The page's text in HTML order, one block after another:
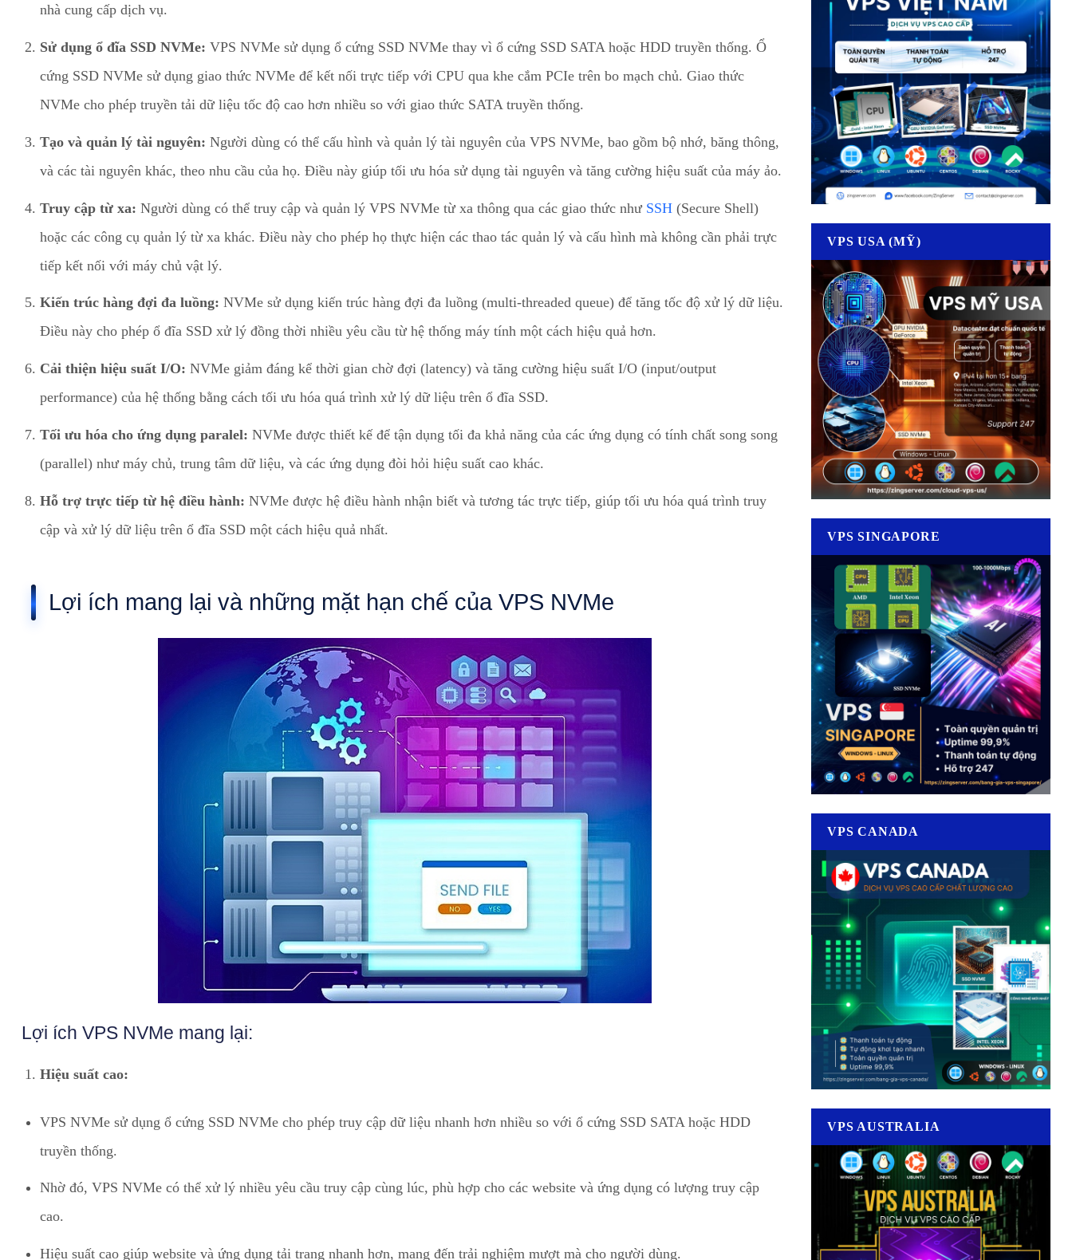
nhà cung cấp dịch vụ.
Sử dụng ổ đĩa SSD NVMe: VPS NVMe sử dụng ổ cứng SSD NVMe thay vì ổ cứng SSD SATA hoặc HDD truyền thống. Ổ
cứng SSD NVMe sử dụng giao thức NVMe để kết nối trực tiếp với CPU qua khe cắm PCIe trên bo mạch chủ. Giao thức
NVMe cho phép truyền tải dữ liệu tốc độ cao hơn nhiều so với giao thức SATA truyền thống.
Tạo và quản lý tài nguyên: Người dùng có thể cấu hình và quản lý tài nguyên của VPS NVMe, bao gồm bộ nhớ, băng thông,
và các tài nguyên khác, theo nhu cầu của họ. Điều này giúp tối ưu hóa sử dụng tài nguyên và tăng cường hiệu suất của máy ảo.
Truy cập từ xa: Người dùng có thể truy cập và quản lý VPS NVMe từ xa thông qua các giao thức như SSH (Secure Shell)
hoặc các công cụ quản lý từ xa khác. Điều này cho phép họ thực hiện các thao tác quản lý và cấu hình mà không cần phải trực
tiếp kết nối với máy chủ vật lý.
Kiến trúc hàng đợi đa luồng: NVMe sử dụng kiến trúc hàng đợi đa luồng (multi-threaded queue) để tăng tốc độ xử lý dữ liệu.
Điều này cho phép ổ đĩa SSD xử lý đồng thời nhiều yêu cầu từ hệ thống máy tính một cách hiệu quả hơn.
Cải thiện hiệu suất I/O: NVMe giảm đáng kể thời gian chờ đợi (latency) và tăng cường hiệu suất I/O (input/output
performance) của hệ thống bằng cách tối ưu hóa quá trình xử lý dữ liệu trên ổ đĩa SSD.
Tối ưu hóa cho ứng dụng paralel: NVMe được thiết kế để tận dụng tối đa khả năng của các ứng dụng có tính chất song song
(parallel) như máy chủ, trung tâm dữ liệu, và các ứng dụng đòi hỏi hiệu suất cao khác.
Hỗ trợ trực tiếp từ hệ điều hành: NVMe được hệ điều hành nhận biết và tương tác trực tiếp, giúp tối ưu hóa quá trình truy
cập và xử lý dữ liệu trên ổ đĩa SSD một cách hiệu quả nhất.
Lợi ích mang lại và những mặt hạn chế của VPS NVMe
Lợi ích VPS NVMe mang lại:
Hiệu suất cao:
VPS NVMe sử dụng ổ cứng SSD NVMe cho phép truy cập dữ liệu nhanh hơn nhiều so với ổ cứng SSD SATA hoặc HDD
truyền thống.
Nhờ đó, VPS NVMe có thể xử lý nhiều yêu cầu truy cập cùng lúc, phù hợp cho các website và ứng dụng có lượng truy cập
cao.
Hiệu suất cao giúp website và ứng dụng tải trang nhanh hơn, mang đến trải nghiệm mượt mà cho người dùng.
VPS USA (MỸ)
VPS SINGAPORE
VPS CANADA
VPS AUSTRALIA